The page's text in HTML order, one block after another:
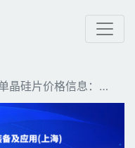
晶硅片
晶硅片价格信息：再